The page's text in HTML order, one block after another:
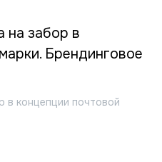
в концепции почтовой